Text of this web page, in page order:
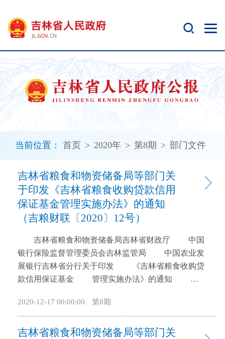
当前位置： 首页 > 2020年 > 第8期 > 部门文件
吉林省粮食和物资储备局等部门关
于印发《吉林省粮食收购贷款信用
保证基金管理实施办法》的通知
（吉粮财联〔2020〕12号）
吉林省粮食和物资储备局吉林省财政厅 中国
银行保险监督管理委员会吉林监管局 中国农业发
展银行吉林省分行关于印发 《吉林省粮食收购贷
款信用保证基金 管理实施办法》的通知
（市、区）粮食和储备局、财政局、银保监分局、农
发行分（支）行、有关商业银行、基金管理人：
按照国家和省政府关于按市场化方式建立完善粮食信
2020-12-17 00:00:00 第8期
吉林省粮食和物资储备局等部门关
开
无
障
碍
说
明